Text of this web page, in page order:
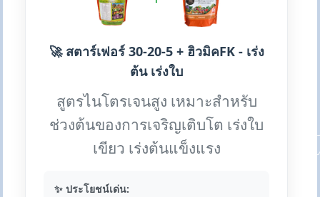
🚀 สตาร์เฟอร์ 30-20-5 + ฮิวมิคFK - เร่ง
ต้น เร่งใบ
สูตรไนโตรเจนสูง เหมาะสำหรับ
ช่วงต้นของการเจริญเติบโต เร่งใบ
เขียว เร่งต้นแข็งแรง
✨ ประโยชน์เด่น: